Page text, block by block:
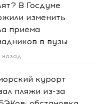
В Госдуме
изменить
приема
в вузы
назад
курорт
пляжи из-за